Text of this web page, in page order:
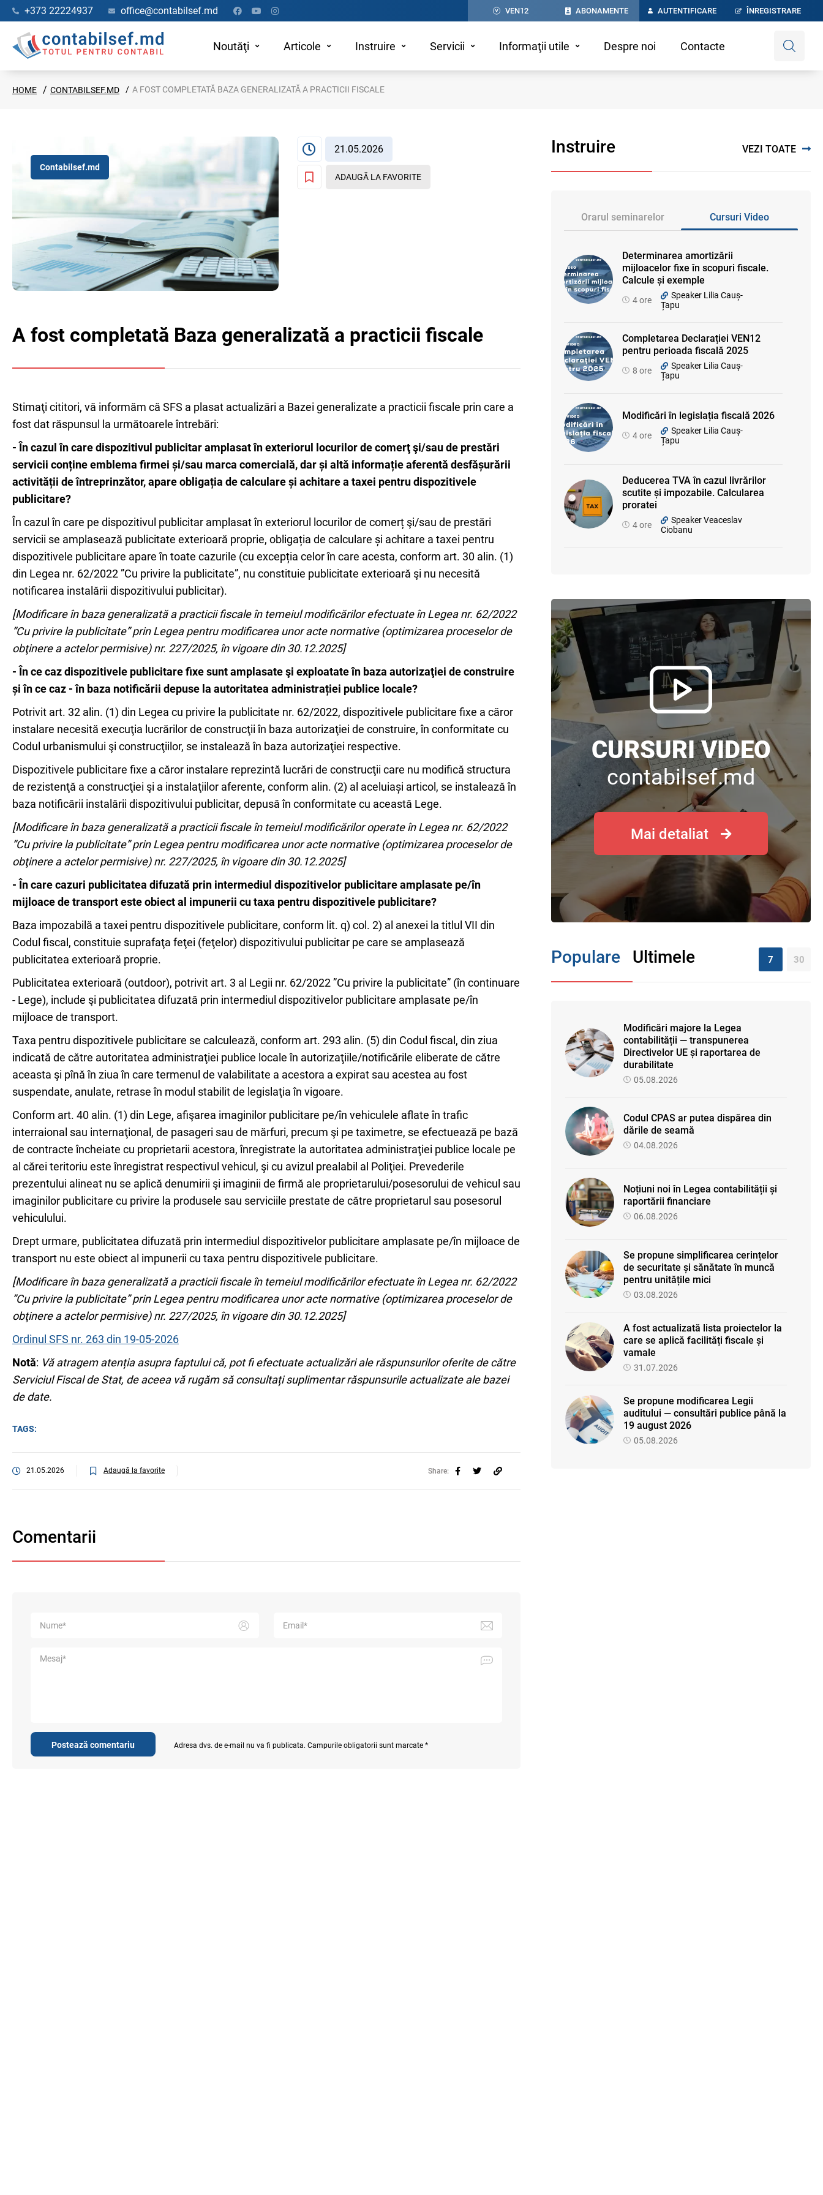
+373 22224937 office@contabilsef.md VEN12 ABONAMENTE AUTENTIFICARE ÎNREGISTRARE
Noutăţi Articole Instruire Servicii Informaţii utile Despre noi Contacte
HOME CONTABILSEF.MD A FOST COMPLETATĂ BAZA GENERALIZATĂ A PRACTICII FISCALE
Contabilsef.md
21.05.2026
ADAUGĂ LA FAVORITE
A fost completată Baza generalizată a practicii fiscale
Stimaţi cititori, vă informăm că SFS a plasat actualizări a Bazei generalizate a practicii fiscale prin care a
fost dat răspunsul la următoarele întrebări:
- În cazul în care dispozitivul publicitar amplasat în exteriorul locurilor de comerţ şi/sau de prestări
servicii conține emblema firmei și/sau marca comercială, dar și altă informație aferentă desfășurării
activității de întreprinzător, apare obligația de calculare și achitare a taxei pentru dispozitivele
publicitare?
În cazul în care pe dispozitivul publicitar amplasat în exteriorul locurilor de comerț şi/sau de prestări
servicii se amplasează publicitate exterioară proprie, obligația de calculare și achitare a taxei pentru
dispozitivele publicitare apare în toate cazurile (cu excepția celor în care acesta, conform art. 30 alin. (1)
din Legea nr. 62/2022 ”Cu privire la publicitate”, nu constituie publicitate exterioară şi nu necesită
notificarea instalării dispozitivului publicitar).
[Modificare în baza generalizată a practicii fiscale în temeiul modificărilor efectuate în Legea nr. 62/2022
”Cu privire la publicitate” prin Legea pentru modificarea unor acte normative (optimizarea proceselor de
obţinere a actelor permisive) nr. 227/2025, în vigoare din 30.12.2025]
- În ce caz dispozitivele publicitare fixe sunt amplasate şi exploatate în baza autorizaţiei de construire
și în ce caz - în baza notificării depuse la autoritatea administrației publice locale?
Potrivit art. 32 alin. (1) din Legea cu privire la publicitate nr. 62/2022, dispozitivele publicitare fixe a căror
instalare necesită execuţia lucrărilor de construcţii în baza autorizaţiei de construire, în conformitate cu
Codul urbanismului şi construcţiilor, se instalează în baza autorizaţiei respective.
Dispozitivele publicitare fixe a căror instalare reprezintă lucrări de construcţii care nu modifică structura
de rezistenţă a construcţiei şi a instalaţiilor aferente, conform alin. (2) al aceluiași articol, se instalează în
baza notificării instalării dispozitivului publicitar, depusă în conformitate cu această Lege.
[Modificare în baza generalizată a practicii fiscale în temeiul modificărilor operate în Legea nr. 62/2022
”Cu privire la publicitate” prin Legea pentru modificarea unor acte normative (optimizarea proceselor de
obţinere a actelor permisive) nr. 227/2025, în vigoare din 30.12.2025]
- În care cazuri publicitatea difuzată prin intermediul dispozitivelor publicitare amplasate pe/în
mijloace de transport este obiect al impunerii cu taxa pentru dispozitivele publicitare?
Baza impozabilă a taxei pentru dispozitivele publicitare, conform lit. q) col. 2) al anexei la titlul VII din
Codul fiscal, constituie suprafaţa feţei (feţelor) dispozitivului publicitar pe care se amplasează
publicitatea exterioară proprie.
Publicitatea exterioară (outdoor), potrivit art. 3 al Legii nr. 62/2022 ”Cu privire la publicitate” (în continuare
- Lege), include şi publicitatea difuzată prin intermediul dispozitivelor publicitare amplasate pe/în
mijloace de transport.
Taxa pentru dispozitivele publicitare se calculează, conform art. 293 alin. (5) din Codul fiscal, din ziua
indicată de către autoritatea administraţiei publice locale în autorizaţiile/notificările eliberate de către
aceasta şi pînă în ziua în care termenul de valabilitate a acestora a expirat sau acestea au fost
suspendate, anulate, retrase în modul stabilit de legislaţia în vigoare.
Conform art. 40 alin. (1) din Lege, afişarea imaginilor publicitare pe/în vehiculele aflate în trafic
interraional sau internaţional, de pasageri sau de mărfuri, precum şi pe taximetre, se efectuează pe bază
de contracte încheiate cu proprietarii acestora, înregistrate la autoritatea administraţiei publice locale pe
al cărei teritoriu este înregistrat respectivul vehicul, şi cu avizul prealabil al Poliţiei. Prevederile
prezentului alineat nu se aplică denumirii şi imaginii de firmă ale proprietarului/posesorului de vehicul sau
imaginilor publicitare cu privire la produsele sau serviciile prestate de către proprietarul sau posesorul
vehiculului.
Drept urmare, publicitatea difuzată prin intermediul dispozitivelor publicitare amplasate pe/în mijloace de
transport nu este obiect al impunerii cu taxa pentru dispozitivele publicitare.
[Modificare în baza generalizată a practicii fiscale în temeiul modificărilor efectuate în Legea nr. 62/2022
”Cu privire la publicitate” prin Legea pentru modificarea unor acte normative (optimizarea proceselor de
obţinere a actelor permisive) nr. 227/2025, în vigoare din 30.12.2025]
Ordinul SFS nr. 263 din 19-05-2026
Notă: Vă atragem atenția asupra faptului că, pot fi efectuate actualizări ale răspunsurilor oferite de către
Serviciul Fiscal de Stat, de aceea vă rugăm să consultați suplimentar răspunsurile actualizate ale bazei
de date.
TAGS:
21.05.2026 Adaugă la favorite Share:
Comentarii
Postează comentariu Adresa dvs. de e-mail nu va fi publicata. Campurile obligatorii sunt marcate *
Instruire VEZI TOATE
Orarul seminarelor Cursuri Video
Determinarea amortizării
mijloacelor fixe în scopuri fiscale.
Calcule și exemple
4 ore
Speaker Lilia Cauș-
Țapu
Completarea Declarației VEN12
pentru perioada fiscală 2025
8 ore
Speaker Lilia Cauș-
Țapu
Modificări în legislația fiscală 2026
4 ore
Speaker Lilia Cauș-
Țapu
Deducerea TVA în cazul livrărilor
scutite și impozabile. Calcularea
proratei
4 ore
Speaker Veaceslav
Ciobanu
CURSURI VIDEO
contabilsef.md
Mai detaliat
Populare Ultimele 7 30
Modificări majore la Legea
contabilității — transpunerea
Directivelor UE și raportarea de
durabilitate
05.08.2026
Codul CPAS ar putea dispărea din
dările de seamă
04.08.2026
Noțiuni noi în Legea contabilității și
raportării financiare
06.08.2026
Se propune simplificarea cerințelor
de securitate și sănătate în muncă
pentru unitățile mici
03.08.2026
A fost actualizată lista proiectelor la
care se aplică facilități fiscale și
vamale
31.07.2026
Se propune modificarea Legii
auditului — consultări publice până la
19 august 2026
05.08.2026